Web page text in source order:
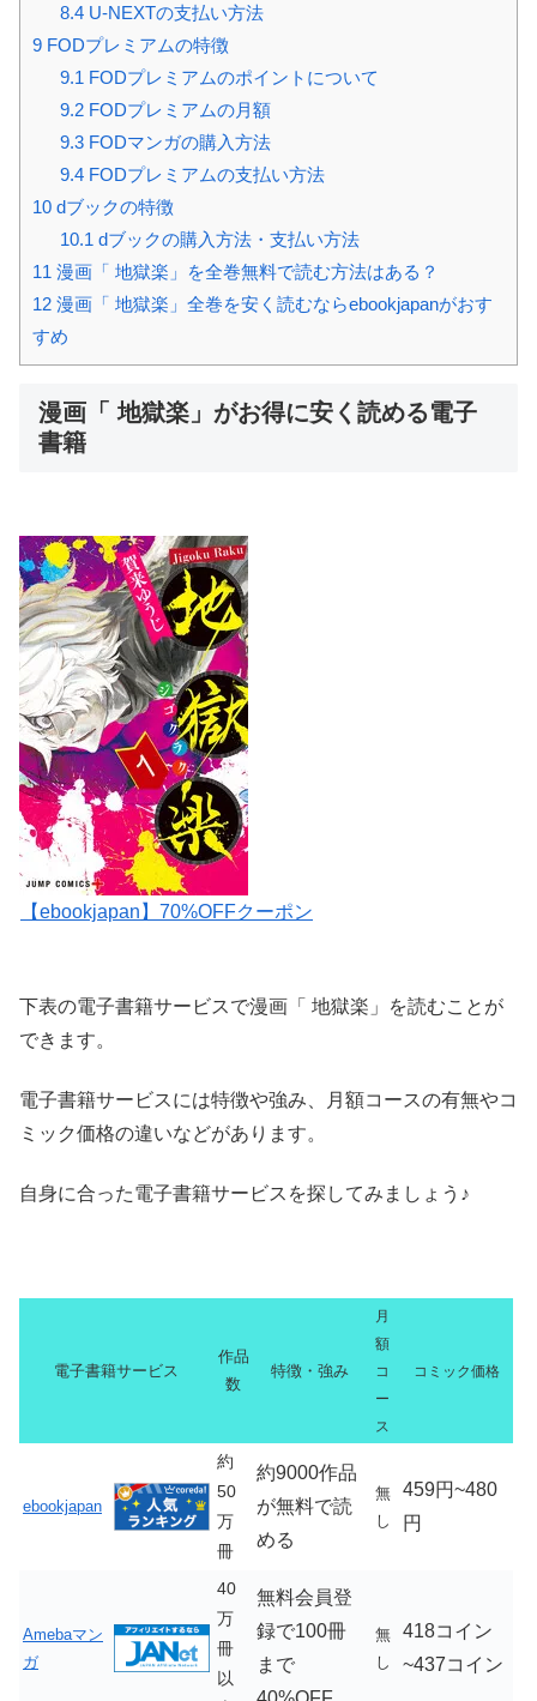
8.4U-NEXTの支払い方法
9 FODプレミアムの特徴
9.1 FODプレミアムのポイントについて
9.2FODプレミアムの月額
9.3FODマンガの購入方法
9.4FODプレミアムの支払い方法
10 dブックの特徴
10.1 dブックの購入方法・支払い方法
11 漫画「 地獄楽」を全巻無料で読む方法はある？
12 漫画「 地獄楽」全巻を安く読むならebookjapanがおす
すめ
漫画「 地獄楽」がお得に安く読める電子
書籍
【ebookjapan】70%OFFクーポン
下表の電子書籍サービスで漫画「 地獄楽」を読むことが
できます。
電子書籍サービスには特徴や強み、月額コースの有無やコ
ミック価格の違いなどがあります。
自身に合った電子書籍サービスを探してみましょう♪
電子書籍サービス
作品
数
特徴・強み
月
額
コ
ー
ス
コミック価格
ebookjapan
約
50
万
冊
約9000作品
が無料で読
める
無
し
459円~480
円
Amebaマン
ガ
40
万
冊
以
無料会員登
録で100冊
まで
無
し
418コイン
~437コイン